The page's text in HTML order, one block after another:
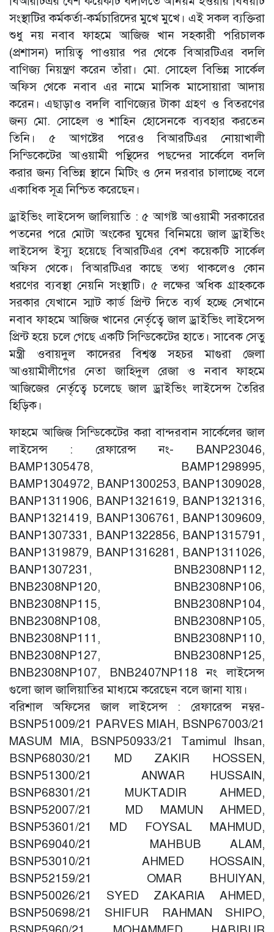
সংস্থাটির কর্মকর্তা-কর্মচারিদের মুখে মুখে। এই সকল ব্যক্তিরা
শুধু নয় নবাব ফাহমে আজিজ খান সহকারী পরিচালক
(প্রশাসন) দায়িত্ব পাওয়ার পর থেকে বিআরটিএর বদলি
বাণিজ্য নিয়ন্ত্রণ করেন তাঁরা। মো. সোহেল বিভিন্ন সার্কেল
অফিস থেকে নবাব এর নামে মাসিক মাসোয়ারা আদায়
করেন। এছাড়াও বদলি বাণিজ্যের টাকা গ্রহণ ও বিতরণের
জন্য মো. সোহেল ও শাহিন হোসেনকে ব্যবহার করতেন
তিনি। ৫ আগষ্টের পরেও বিআরটিএর নোয়াখালী
সিন্ডিকেটের আওয়ামী পন্থিদের পছন্দের সার্কেলে বদলি
করার জন্য বিভিন্ন স্থানে মিটিং ও দেন দরবার চালাচ্ছে বলে
একাধিক সূত্র নিশ্চিত করেছেন।
ড্রাইভিং লাইসেন্স জালিয়াতি : ৫ আগষ্ট আওয়ামী সরকারের
পতনের পরে মোটা অংকের ঘুষের বিনিময়ে জাল ড্রাইভিং
লাইসেন্স ইস্যু হয়েছে বিআরটিএর বেশ কয়েকটি সার্কেল
অফিস থেকে। বিআরটিএর কাছে তথ্য থাকলেও কোন
ধরণের ব্যবস্থা নেয়নি সংস্থাটি। ৫ লক্ষের অধিক গ্রাহককে
সরকার যেখানে স্মাট কার্ড প্রিন্ট দিতে ব্যর্থ হচ্ছে সেখানে
নবাব ফাহমে আজিজ খানের নের্তৃত্বে জাল ড্রাইভিং লাইসেন্স
প্রিন্ট হয়ে চলে গেছে একটি সিন্ডিকেটের হাতে। সাবেক সেতু
মন্ত্রী ওবায়দুল কাদেরর বিশ্বস্ত সহচর মাগুরা জেলা
আওয়ামীলীগের নেতা জাহিদুল রেজা ও নবাব ফাহমে
আজিজের নের্তৃত্বে চলেছে জাল ড্রাইভিং লাইসেন্স তৈরির
হিড়িক।
ফাহমে আজিজ সিন্ডিকেটের করা বান্দরবান সার্কেলের জাল
লাইসেন্স : রেফারেন্স নং- BANP23046,
BAMP1305478, BAMP1298995,
BAMP1304972, BANP1300253, BANP1309028,
BANP1311906, BANP1321619, BANP1321316,
BANP1321419, BANP1306761, BANP1309609,
BANP1307331, BANP1322856, BANP1315791,
BANP1319879, BANP1316281, BANP1311026,
BANP1307231, BNB2308NP112,
BNB2308NP120, BNB2308NP106,
BNB2308NP115, BNB2308NP104,
BNB2308NP108, BNB2308NP105,
BNB2308NP111, BNB2308NP110,
BNB2308NP127, BNB2308NP125,
BNB2308NP107, BNB2407NP118 নং লাইসেন্স
গুলো জাল জালিয়াতির মাধ্যমে করেছেন বলে জানা যায়।
বরিশাল অফিসের জাল লাইসেন্স : রেফারেন্স নম্বর-
BSNP51009/21 PARVES MIAH, BSNP67003/21
MASUM MIA, BSNP50933/21 Tamimul Ihsan,
BSNP68030/21 MD ZAKIR HOSSEN,
BSNP51300/21 ANWAR HUSSAIN,
BSNP68301/21 MUKTADIR AHMED,
BSNP52007/21 MD MAMUN AHMED,
BSNP53601/21 MD FOYSAL MAHMUD,
BSNP69040/21 MAHBUB ALAM,
BSNP53010/21 AHMED HOSSAIN,
BSNP52159/21 OMAR BHUIYAN,
BSNP50026/21 SYED ZAKARIA AHMED,
BSNP50698/21 SHIFUR RAHMAN SHIPO,